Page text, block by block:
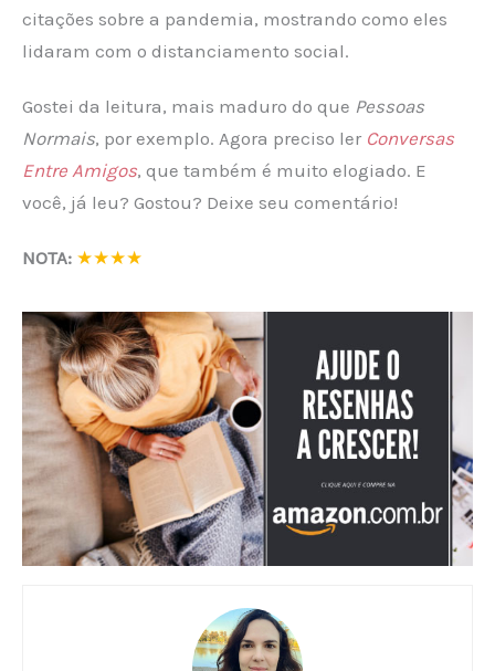
citações sobre a pandemia, mostrando como eles
lidaram com o distanciamento social.
Gostei da leitura, mais maduro do que Pessoas
Normais, por exemplo. Agora preciso ler Conversas
Entre Amigos, que também é muito elogiado. E
você, já leu? Gostou? Deixe seu comentário!
NOTA: ★★★★